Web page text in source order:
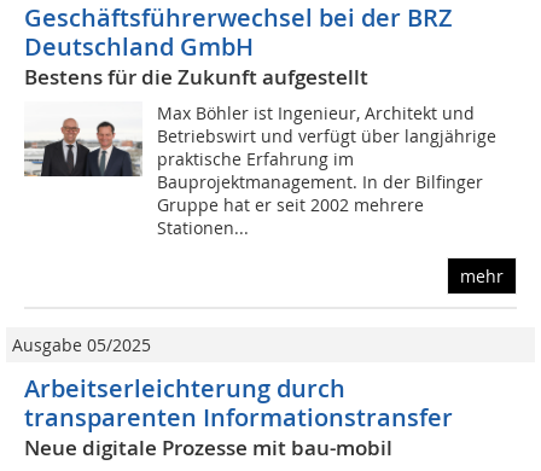
Geschäftsführerwechsel bei der BRZ
Deutschland GmbH
Bestens für die Zukunft aufgestellt
Max Böhler ist Ingenieur, Architekt und
Betriebswirt und verfügt über langjährige
praktische Erfahrung im
Bauprojektmanagement. In der Bilfinger
Gruppe hat er seit 2002 mehrere
Stationen...
mehr
Ausgabe 05/2025
Arbeitserleichterung durch
transparenten Informationstransfer
Neue digitale Prozesse mit bau-mobil